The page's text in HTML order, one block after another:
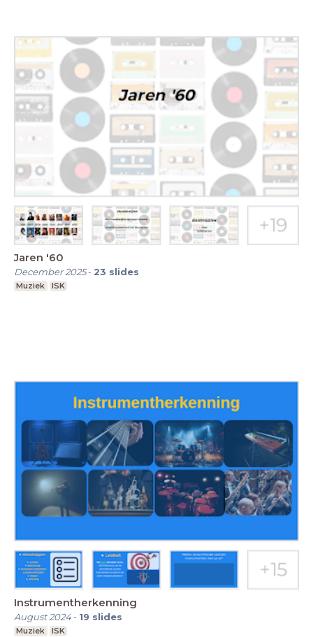
Jaren '60
December 2025- 23 slides
Muziek ISK
Instrumentherkenning
August 2024- 19 slides
Muziek ISK